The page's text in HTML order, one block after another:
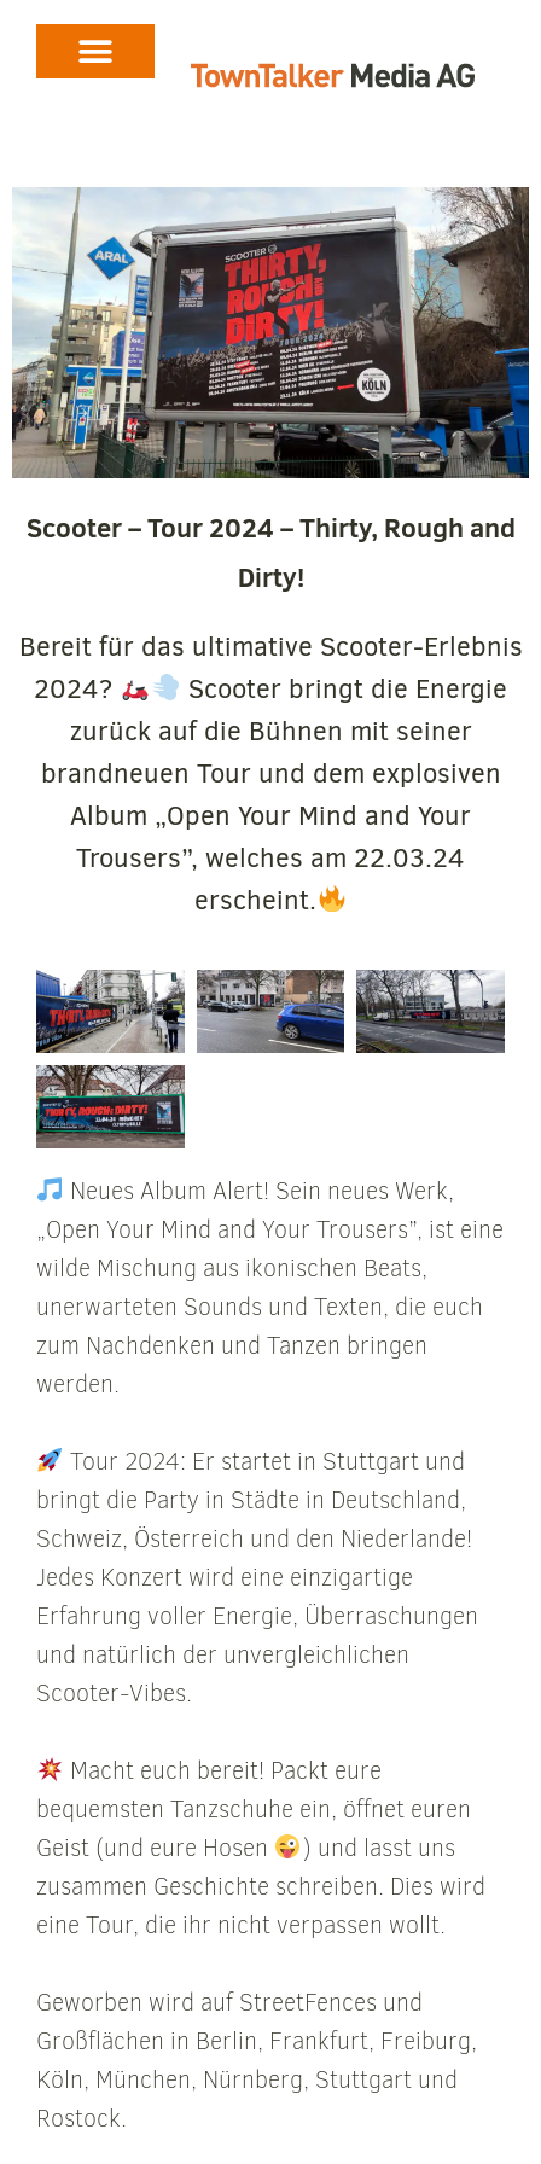
Scooter – Tour 2024 – Thirty, Rough and
Dirty!
Bereit für das ultimative Scooter-Erlebnis
2024?
Scooter bringt die Energie
zurück auf die Bühnen mit seiner
brandneuen Tour und dem explosiven
Album „Open Your Mind and Your
Trousers”, welches am 22.03.24
erscheint.
Neues Album Alert! Sein neues Werk,
„Open Your Mind and Your Trousers”, ist eine
wilde Mischung aus ikonischen Beats,
unerwarteten Sounds und Texten, die euch
zum Nachdenken und Tanzen bringen
werden.
Tour 2024: Er startet in Stuttgart und
bringt die Party in Städte in Deutschland,
Schweiz, Österreich und den Niederlande!
Jedes Konzert wird eine einzigartige
Erfahrung voller Energie, Überraschungen
und natürlich der unvergleichlichen
Scooter-Vibes.
Macht euch bereit! Packt eure
bequemsten Tanzschuhe ein, öffnet euren
Geist (und eure Hosen
) und lasst uns
zusammen Geschichte schreiben. Dies wird
eine Tour, die ihr nicht verpassen wollt.
Geworben wird auf StreetFences und
Großflächen in Berlin, Frankfurt, Freiburg,
Köln, München, Nürnberg, Stuttgart und
Rostock.